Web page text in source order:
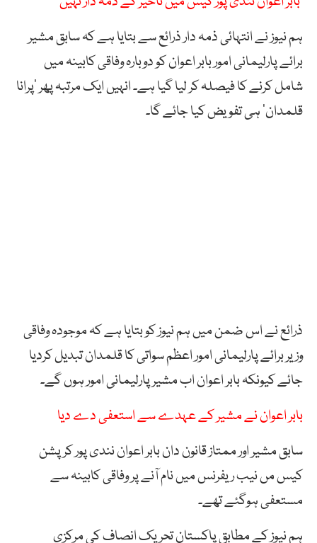
ہم نیوز نے انتہائی ذمہ دار ذرائع سے بتایا ہے کہ سابق مشیر
برائے پارلیمانی امور بابر اعوان کو دوبارہ وفاقی کابینہ میں
شامل کرنے کا فیصلہ کر لیا گیا ہے۔ انہیں ایک مرتبہ پھر ’پرانا
قلمدان‘ ہی تفویض کیا جائے گا۔
ذرائع نے اس ضمن میں ہم نیوز کو بتایا ہے کہ موجودہ وفاقی
وزیر برائے پارلیمانی امور اعظم سواتی کا قلمدان تبدیل کردیا
جائے کیونکہ بابر اعوان اب مشیر پارلیمانی امور ہوں گے۔
بابر اعوان نے مشیر کے عہدے سے استعفی دے دیا
سابق مشیر اور ممتاز قانون دان بابر اعوان نندی پور کرپشن
کیس مں نیب ریفرنس میں نام آنے پر وفاقی کابینہ سے
مستعفی ہوگئے تھے۔
ہم نیوز کے مطابق پاکستان تحریک انصاف کی مرکزی